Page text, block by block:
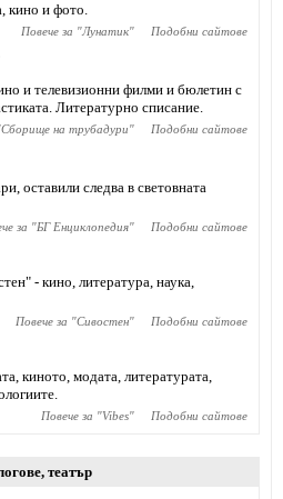
кино и фото.
Повече за "Лунатик" Подобни сайтове
и телевизионни филми и бюлетин с
Литературно списание.
Сборище на трубадури" Подобни сайтове
оставили следва в световната
за "БГ Енциклопедия" Подобни сайтове
- кино, литература, наука,
Повече за "Сивостен" Подобни сайтове
киното, модата, литературата,
Повече за "Vibes" Подобни сайтове
, театър